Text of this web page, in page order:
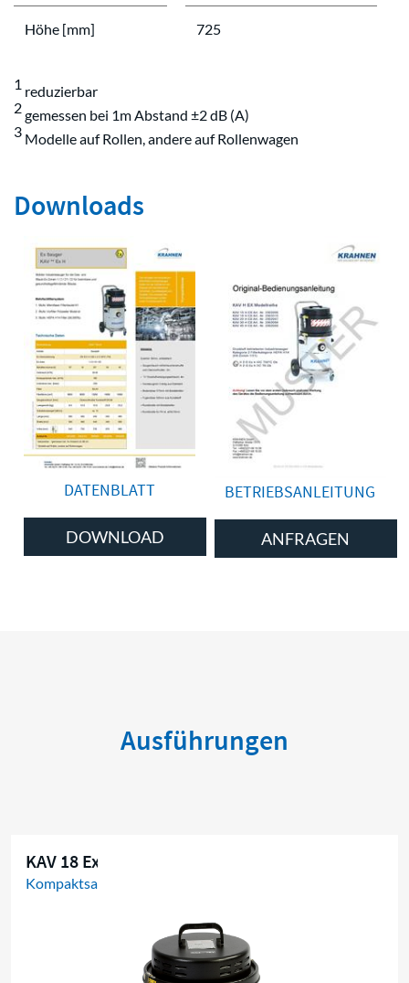
Höhe [mm] 725
1 reduzierbar
2gemessen bei 1m Abstand ±2 dB (A)
3 Modelle auf Rollen, andere auf Rollenwagen
Downloads
DATENBLATT
DOWNLOAD
BETRIEBSANLEITUNG
ANFRAGEN
Ausführungen
KAV 18 Ex W/D
Kompaktsauger